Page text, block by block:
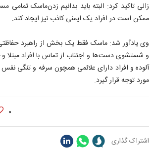
زالی تاکید کرد: البته باید بدانیم زدن‌ماسک تمامی
ممکن است در افراد یک ایمنی کاذب نیز ایجاد کند.
وی یادآور شد: ماسک فقط یک بخش از راهبرد
و شستشوی دست‌ها و اجتناب از تماس با افراد مبتلا و
آلوده و افراد دارای علائمی همچون سرفه و تنگی نفس
مورد توجه قرار گیرد.
۰
اشتراک گذاری